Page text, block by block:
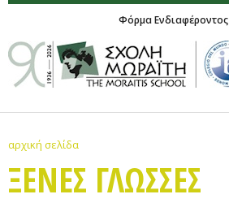
Φόρμα Ενδιαφέροντος
αρχική σελίδα
ΞΕΝΕΣ ΓΛΩΣΣΕΣ